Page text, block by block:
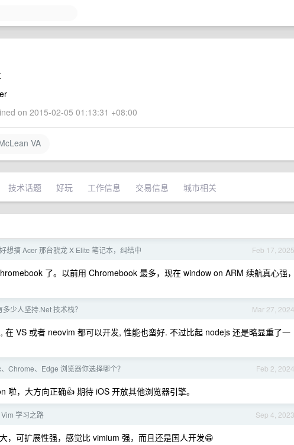
on 2015-02-05 01:13:31 +08:00
VA
技术话题 好玩 工作信息 交易信息 城市相关
Feb 17, 2025
好想搞 Acer 那台骁龙 X Elite 笔记本，纠结中
了。以前用 Chromebook 最多，现在 window on ARM 续航真心强
Mar 27, 2024
多少人坚持.Net 技术栈？
VS 或者 neovim 都可以开发, 性能也蛮好. 不过比起 nodejs 还是略显重了一
Feb 2, 2024
Chrome、Edge 浏览器你选择哪个？
，大方向正确👍 期待 iOS 开放其他浏览器引擎。
Sep 4, 2023
学习之路
，可扩展性强，感觉比 vimium 强，而且还是国人开发😁